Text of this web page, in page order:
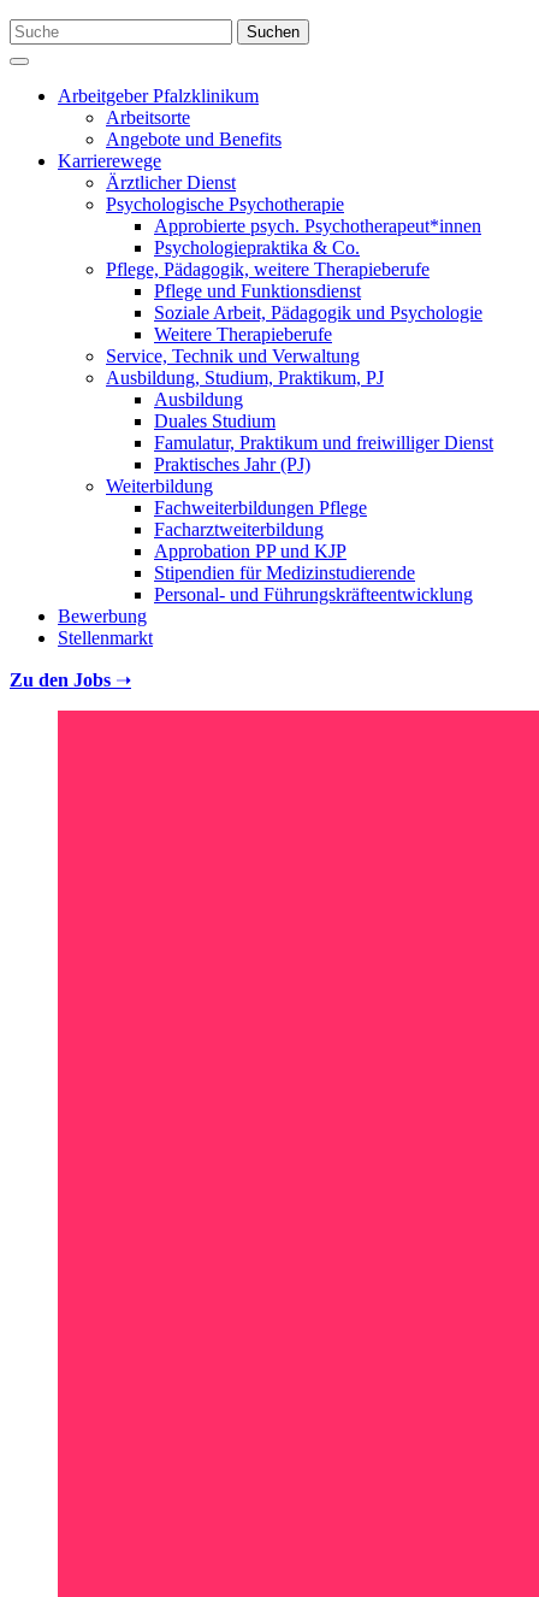
Suchen
Arbeitgeber Pfalzklinikum
Arbeitsorte
Angebote und Benefits
Karrierewege
Ärztlicher Dienst
Psychologische Psychotherapie
Approbierte psych. Psychotherapeut*innen
Psychologiepraktika & Co.
Pflege, Pädagogik, weitere Therapieberufe
Pflege und Funktionsdienst
Soziale Arbeit, Pädagogik und Psychologie
Weitere Therapieberufe
Service, Technik und Verwaltung
Ausbildung, Studium, Praktikum, PJ
Ausbildung
Duales Studium
Famulatur, Praktikum und freiwilliger Dienst
Praktisches Jahr (PJ)
Weiterbildung
Fachweiterbildungen Pflege
Facharztweiterbildung
Approbation PP und KJP
Stipendien für Medizinstudierende
Personal- und Führungskräfteentwicklung
Bewerbung
Stellenmarkt
Zu den Jobs ➝